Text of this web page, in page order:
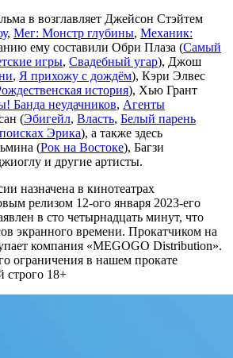
в возглавляет Джейсон Стэйтем
, Мег: Монстр глубины, Механик:
ему составили Обри Плаза (Самый
игры, Свадебный угар), Джош
, Я прихожу с дождём), Кэри Элвес
история), Хью Грант
Банда неудачников, Агенты
(Эбигейл, Власть, Белый парень
Эрика), а также здесь
(Рок на Востоке), Багзи
и другие артисты.
назначена в кинотеатрах
релизом 12-ого января 2023-его
в сто четырнадцать минут, что
экранного времени. Прокатчиком на
компания «MEGOGO Distribution».
ограничения в нашем прокате
строго 18+